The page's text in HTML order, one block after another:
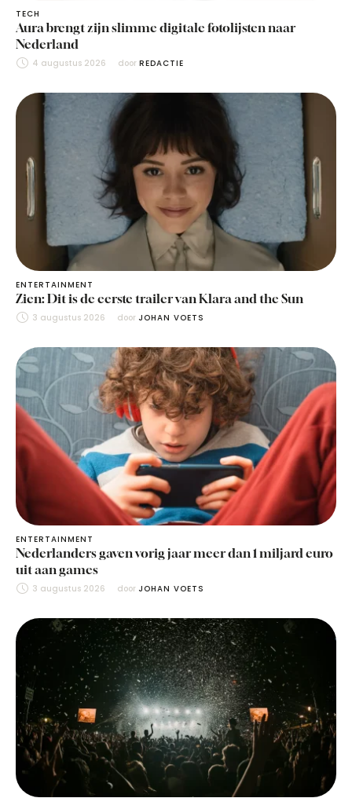
TECH
Aura brengt zijn slimme digitale fotolijsten naar
Nederland
4 augustus 2026 door REDACTIE
ENTERTAINMENT
Zien: Dit is de eerste trailer van Klara and the Sun
3 augustus 2026 door JOHAN VOETS
ENTERTAINMENT
Nederlanders gaven vorig jaar meer dan 1 miljard euro
uit aan games
3 augustus 2026 door JOHAN VOETS